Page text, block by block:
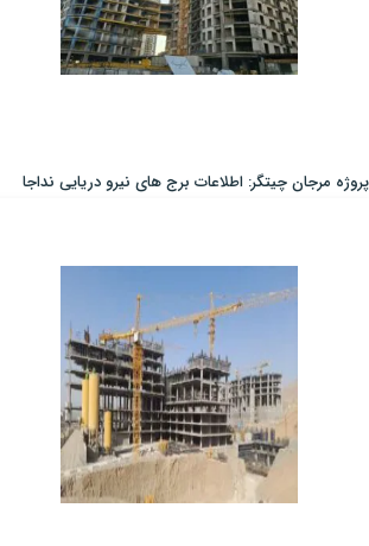
پروژه مرجان چیتگر: اطلاعات برج های نیرو دریایی نداجا